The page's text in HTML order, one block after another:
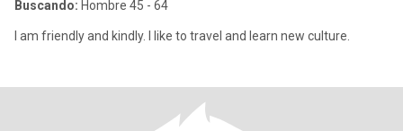
Buscando: Hombre 45 - 64
I am friendly and kindly. I like to travel and learn new culture.